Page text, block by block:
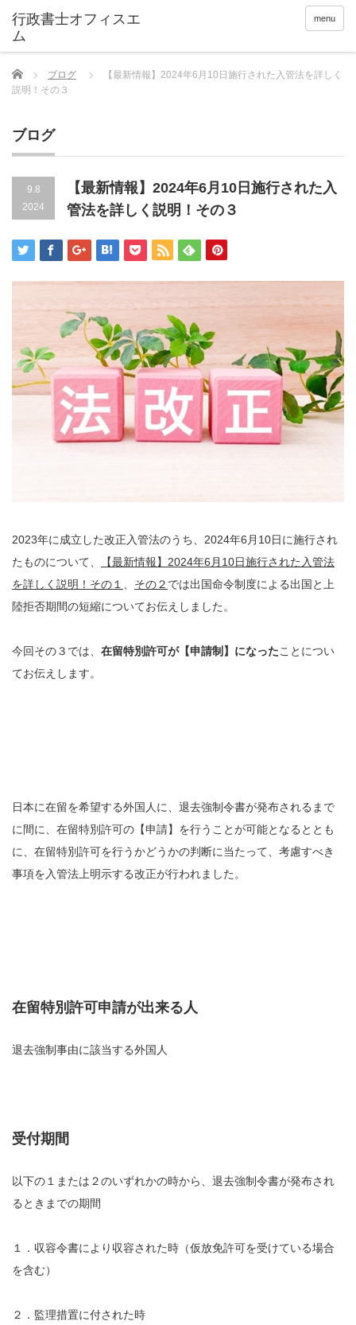
menu
Home ブログ
【最新情報】2024年6月10日施行された入管法を詳しく
説明！その３
ブログ
9.8
2024
【最新情報】2024年6月10日施行された入
管法を詳しく説明！その３
2023年に成立した改正入管法のうち、2024年6月10日に施行され
たものについて、
【最新情報】2024年6月10日施行された入管法
を詳しく説明！その１ 、 その２ では出国命令制度による出国と上
陸拒否期間の短縮についてお伝えしました。
今回その３では、 在留特別許可が【申請制】になったことについ
てお伝えします。
日本に在留を希望する外国人に、退去強制令書が発布されるまで
に間に、在留特別許可の【申請】を行うことが可能となるととも
に、在留特別許可を行うかどうかの判断に当たって、考慮すべき
事項を入管法上明示する改正が行われました。
在留特別許可申請が出来る人
退去強制事由に該当する外国人
受付期間
以下の１または２のいずれかの時から、退去強制令書が発布され
るときまでの期間
１．収容令書により収容された時（仮放免許可を受けている場合
を含む）
２．監理措置に付された時